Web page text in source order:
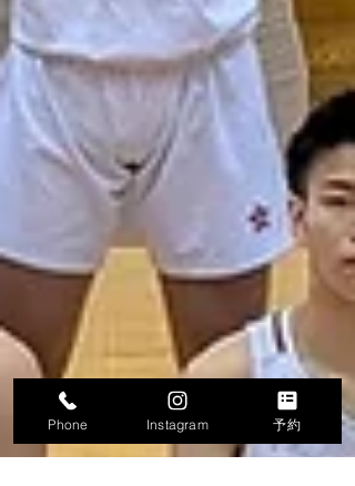
Phone Instagram 予約